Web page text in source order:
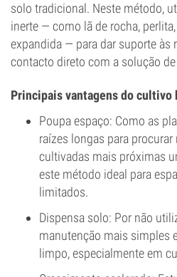
solo tradicional. Neste método,
inerte — como lã de rocha,
expandida — para dar suporte às
contacto direto com a solução
Principais vantagens do cultivo
Poupa espaço: Como as
raízes longas para
cultivadas mais próximas
este método ideal para
limitados.
Dispensa solo: Por não
manutenção mais simples
limpo, especialmente em